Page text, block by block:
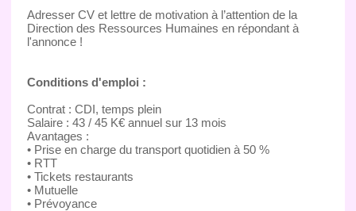
Adresser CV et lettre de motivation à l’attention de la
Direction des Ressources Humaines en répondant à
l'annonce !
Conditions d'emploi :
Contrat : CDI, temps plein
Salaire : 43 / 45 K€ annuel sur 13 mois
Avantages :
• Prise en charge du transport quotidien à 50 %
• RTT
• Tickets restaurants
• Mutuelle
• Prévoyance